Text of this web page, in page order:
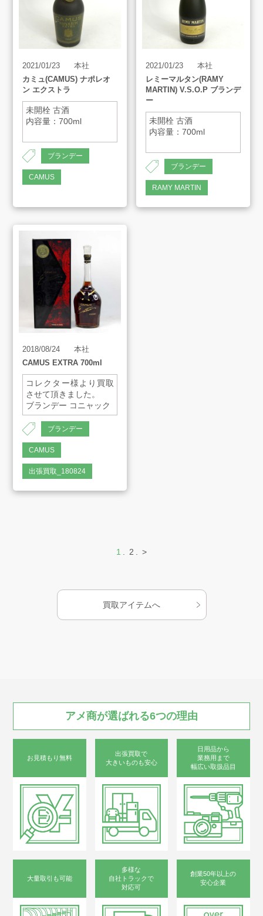
2021/01/23
本社
カミュ(CAMUS) ナポレオ
ン エクストラ
未開栓 古酒
内容量：700ml
ブランデー
CAMUS
2021/01/23
本社
レミーマルタン(RAMY
MARTIN) V.S.O.P ブランデ
ー
未開栓 古酒
内容量：700ml
ブランデー
RAMY MARTIN
2018/08/24
本社
CAMUS EXTRA 700ml
コレクター様より買取
させて頂きました。
ブランデー コニャック
品名 ：CAMUS
EXTRA
メーカー：CAMUS
容量 ：700ml
原産国 ：フランス
ブランデー
CAMUS
出張買取_180824
1 2 >
買取アイテムへ
アメ商が選ばれる6つの理由
お見積もり無料
出張買取で
大きいものも安心
日用品から
業務用まで
幅広い取扱品目
大量取引も可能
多様な
自社トラックで
対応可
創業50年以上の
安心企業